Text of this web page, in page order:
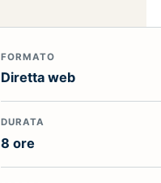
FORMATO
Diretta web
DURATA
8 ore